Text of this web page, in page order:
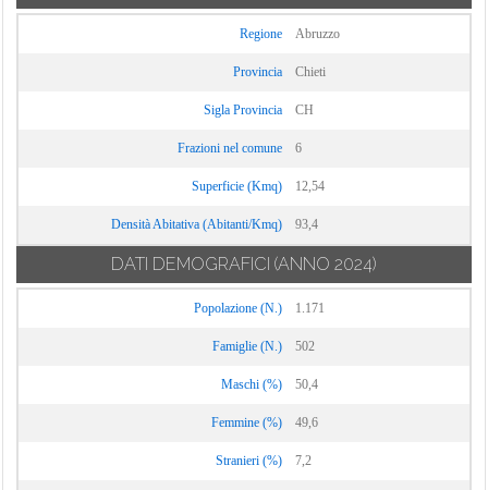
Tufillo
Vacri
Vasto
Villamagna
Regione Abruzzo
Provincia Chieti
Sigla Provincia CH
Frazioni nel comune 6
Superficie (Kmq) 12,54
Densità Abitativa (Abitanti/Kmq) 93,4
DATI DEMOGRAFICI (ANNO 2024)
Popolazione (N.) 1.171
Famiglie (N.) 502
Maschi (%) 50,4
Femmine (%) 49,6
Stranieri (%) 7,2